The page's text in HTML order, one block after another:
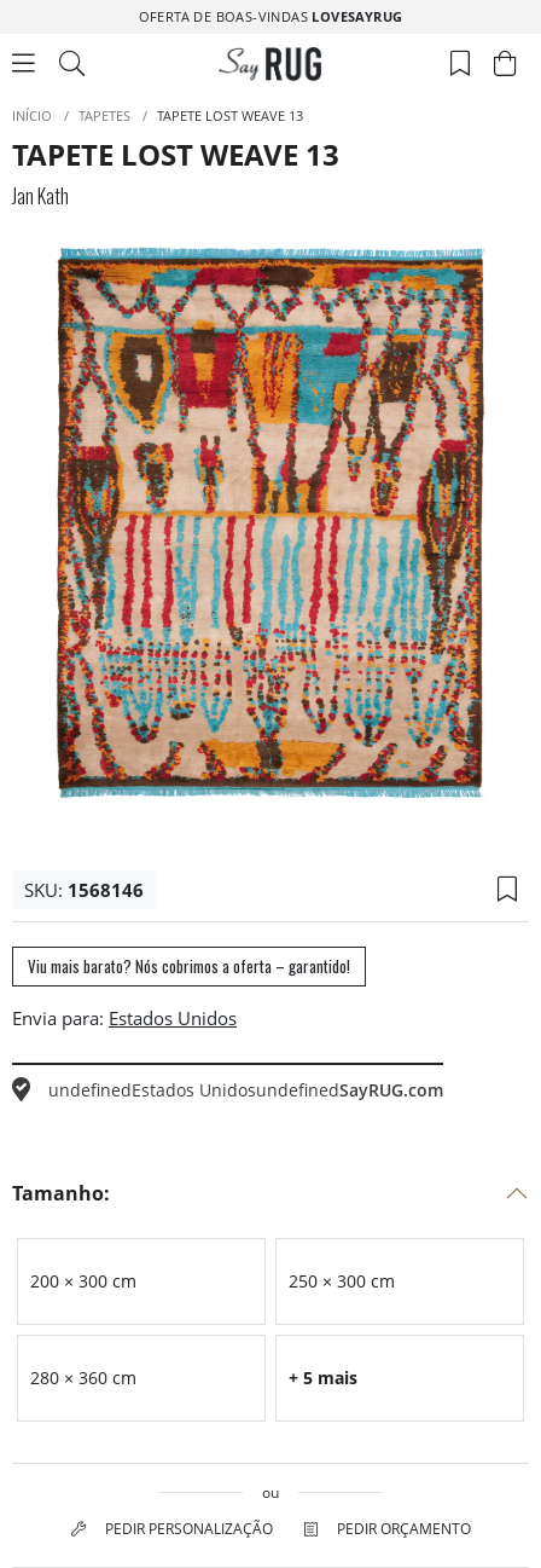
OFERTA DE BOAS-VINDAS LOVESAYRUG
INÍCIO / TAPETES / TAPETE LOST WEAVE 13
TAPETE LOST WEAVE 13
Jan Kath
SKU: 1568146
Viu mais barato? Nós cobrimos a oferta – garantido!
Envia para:
undefinedEstados UnidosundefinedSayRUG.com
Tamanho:
200 × 300 cm 250 × 300 cm
280 × 360 cm + 5 mais
ou
PEDIR PERSONALIZAÇÃO
PEDIR ORÇAMENTO